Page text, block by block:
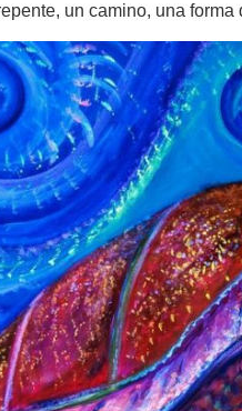
un camino, una forma